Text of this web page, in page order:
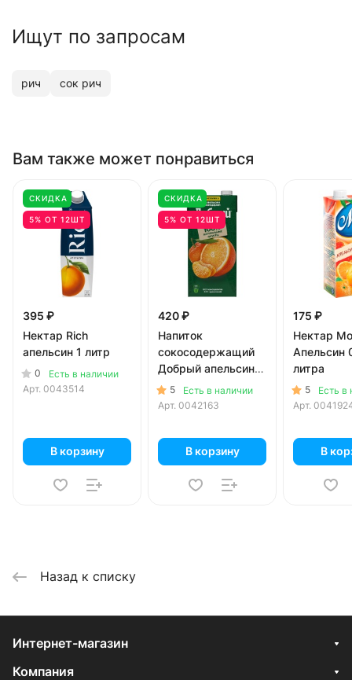
Ищут по запросам
рич сок рич
Вам также может понравиться
СКИДКА
5% ОТ 12ШТ
395 ₽
Нектар Rich
апельсин 1 литр
0
Есть в наличии
Арт. 0043514
В корзину
СКИДКА
5% ОТ 12ШТ
420 ₽
Напиток
сокосодержащий
Добрый апельсин
мандарин 2 литра
5
Есть в наличии
Арт. 0042163
В корзину
175 ₽
Нектар
Апельсин
литра
5
Есть в
Арт.
В
Назад к списку
Интернет-магазин
Компания